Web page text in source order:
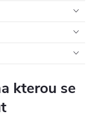
kterou se